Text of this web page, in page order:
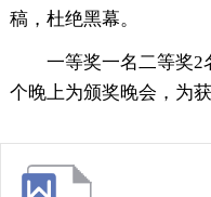
稿，杜绝黑幕。
一等奖一名二等奖2
个晚上为颁奖晚会，为